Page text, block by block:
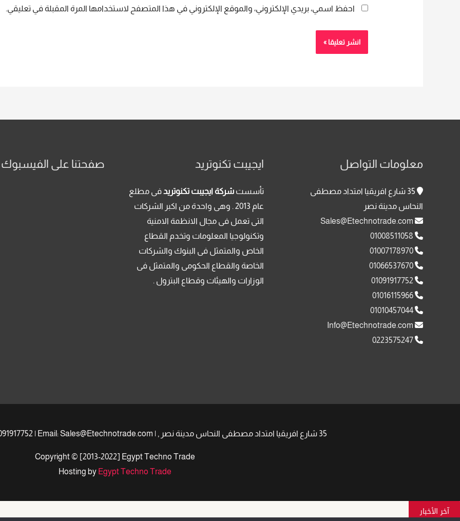
احفظ اسمي، بريدي الإلكتروني، والموقع الإلكتروني في هذا المتصفح لاستخدامها المرة المقبلة في تعليقي.
معلومات التواصل
35 شارع افريقيا امتداد مصطفى
النحاس مدينة نصر
01008511058
01007178970
01066537670
01091917752
01016115966
01010457044
0223575247
ايجيبت تكنوتريد
تأسست شركة ايجيبت تكنوتريدفى مطلع
عام 2013 . وهى واحدة من اكبر الشركات
التى تعمل فى مجال الانظمة الامنية
وتكنولوجيا المعلومات وتخدم القطاع
الخاص والمتمثل فى البنوك والشركات
الخاصة والقطاع الحكومى والمتمثل فى
الوزارات والهيئات وقطاع البترول .
صفحتنا على الفيسبوك
35 شارع افريقيا امتداد مصطفى النحاس مدينة نصر , | Phone: +201008511058 +201091917752 | Email: Sales@Etechnotrade.com
Copyright © [2013-2022] Egypt Techno Trade
Hosting by Egypt Techno Trade
آخر الأخبار